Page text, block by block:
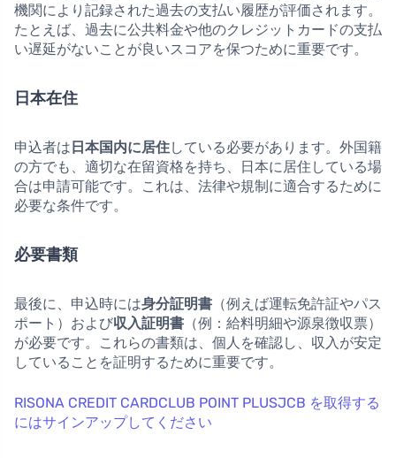
機関により記録された過去の支払い履歴が評価されます。
たとえば、過去に公共料金や他のクレジットカードの支払
い遅延がないことが良いスコアを保つために重要です。
日本在住
申込者は 日本国内に居住している必要があります。外国籍
の方でも、適切な在留資格を持ち、日本に居住している場
合は申請可能です。これは、法律や規制に適合するために
必要な条件です。
必要書類
最後に、申込時には身分証明書 （例えば運転免許証やパス
ポート）および収入証明書 （例：給料明細や源泉徴収票）
が必要です。これらの書類は、個人を確認し、収入が安定
していることを証明するために重要です。
RISONA CREDIT CARDCLUB POINT PLUSJCB を取得する
にはサインアップしてください